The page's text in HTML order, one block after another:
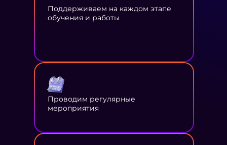
Поддерживаем на каждом этапе
обучения и работы
Проводим регулярные
мероприятия